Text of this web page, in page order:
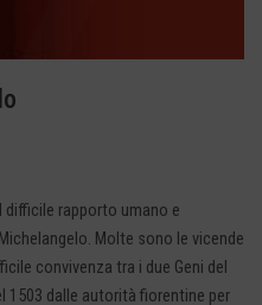
difficile rapporto umano e
Molte sono le vicende
convivenza tra i due Geni del
1503 dalle autorità fiorentine per